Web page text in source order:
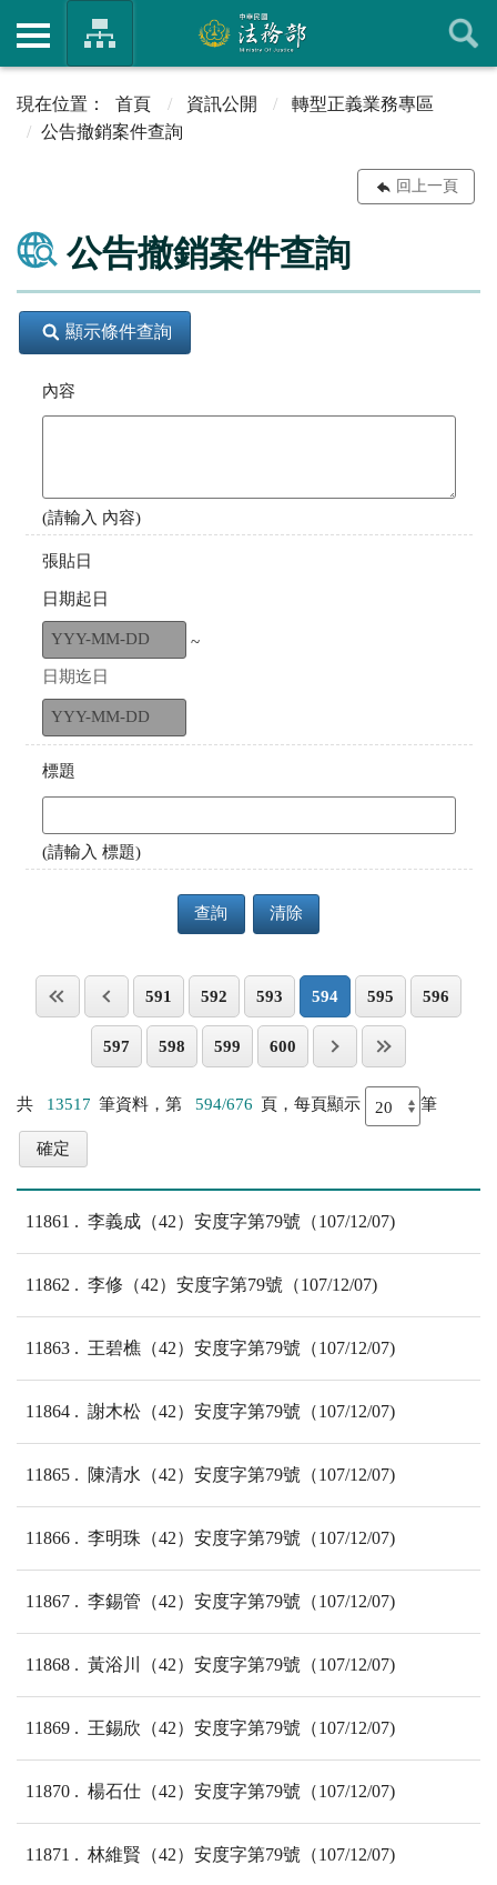
首頁 資訊公開
轉型正義業務專區
公告撤銷案件查詢
回上一頁
公告撤銷案件查詢
顯示條件查詢
內容
(請輸入 內容)
張貼日
日期起日
~
日期迄日
標題
(請輸入 標題)
查詢 清除
591 592 593 594 595 596
597 598 599 600
共 13517 筆資料，第 594/676 頁，每頁顯示 筆
11861 李義成（42）安度字第79號（107/12/07)
11862 李修（42）安度字第79號（107/12/07)
11863 王碧樵（42）安度字第79號（107/12/07)
11864 謝木松（42）安度字第79號（107/12/07)
11865 陳清水（42）安度字第79號（107/12/07)
11866 李明珠（42）安度字第79號（107/12/07)
11867 李錫管（42）安度字第79號（107/12/07)
11868 黃浴川（42）安度字第79號（107/12/07)
11869 王錫欣（42）安度字第79號（107/12/07)
11870 楊石仕（42）安度字第79號（107/12/07)
11871 林維賢（42）安度字第79號（107/12/07)